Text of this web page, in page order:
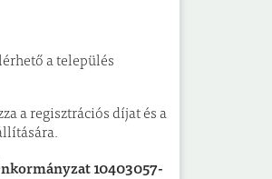
a település
a regisztrációs díjat és a
10403057-